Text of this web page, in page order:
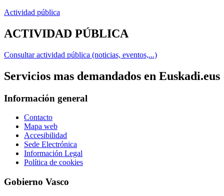
Actividad pública
ACTIVIDAD PÚBLICA
Consultar actividad pública (noticias, eventos,...)
Servicios mas demandados en Euskadi.eus
Información general
Contacto
Mapa web
Accesibilidad
Sede Electrónica
Información Legal
Política de cookies
Gobierno Vasco